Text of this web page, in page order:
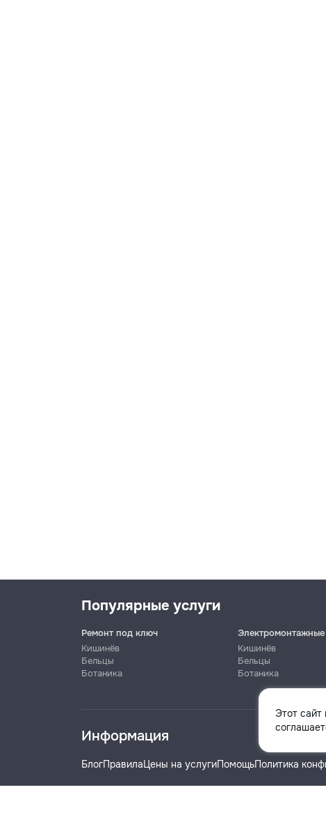
Этот сайт
Популярные услуги
Ремонт под ключ
Кишинёв
Бельцы
Ботаника
Кишинёв
Бельцы
Ботаника
Информация
БлогПравилаЦены на услугиПомощьПолитика